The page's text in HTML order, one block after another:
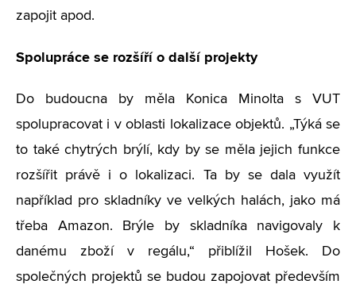
zapojit apod.
Spolupráce se rozšíří o další projekty
Do budoucna by měla Konica Minolta s VUT
spolupracovat i v oblasti lokalizace objektů. „Týká se
to také chytrých brýlí, kdy by se měla jejich funkce
rozšířit právě i o lokalizaci. Ta by se dala využít
například pro skladníky ve velkých halách, jako má
třeba Amazon. Brýle by skladníka navigovaly k
danému zboží v regálu,“ přiblížil Hošek. Do
společných projektů se budou zapojovat především